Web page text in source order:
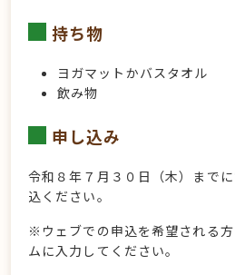
持ち物
ヨガマットかバスタオル
飲み物
申し込み
令和８年７月３０日（木）まで
込ください。
※ウェブでの申込を希望される
ムに入力してください。